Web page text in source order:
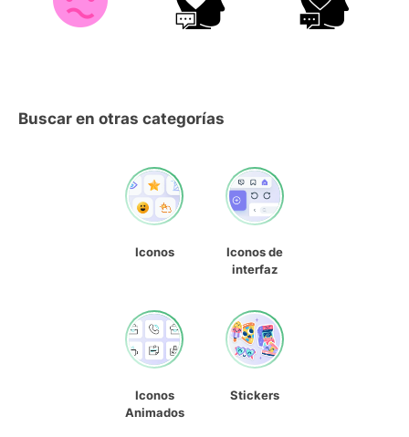
Buscar en otras categorías
Iconos
Iconos de
interfaz
Iconos
Animados
Stickers